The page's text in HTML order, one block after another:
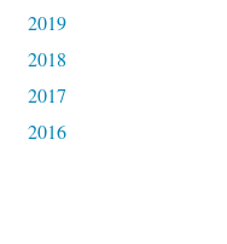
2019
2018
2017
2016